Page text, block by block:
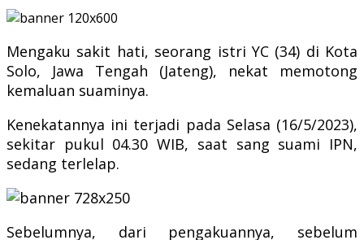
Mengaku sakit hati, seorang istri YC (34) di Kota
Solo, Jawa Tengah (Jateng), nekat memotong
kemaluan suaminya.
Kenekatannya ini terjadi pada Selasa (16/5/2023),
sekitar pukul 04.30 WIB, saat sang suami IPN,
sedang terlelap.
Sebelumnya, dari pengakuannya, sebelum